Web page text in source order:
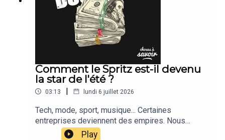
Comment le Spritz est-il devenu
la star de l'été ?
03:13 | lundi 6 juillet 2026
Tech, mode, sport, musique... Certaines
entreprises deviennent des empires. Nous
suivons leur actu.
Play